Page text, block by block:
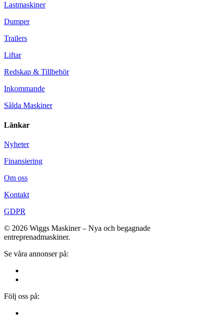
Lastmaskiner
Dumper
Trailers
Liftar
Redskap & Tillbehör
Inkommande
Sålda Maskiner
Länkar
Nyheter
Finansiering
Om oss
Kontakt
GDPR
© 2026 Wiggs Maskiner – Nya och begagnade
entreprenadmaskiner.
Se våra annonser på:
Följ oss på: